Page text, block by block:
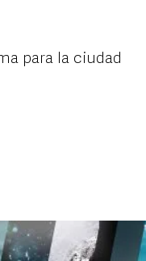
para la ciudad